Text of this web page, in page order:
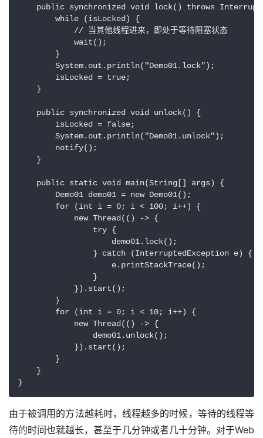
public synchronized void lock() throws
        while (isLocked) {
            // 当其他线程进来，即处于等待阻塞状态
            wait();
        }
        System.out.println("Demo01.lock");
        isLocked = true;
    }
    public synchronized void unlock() {
        isLocked = false;
        System.out.println("Demo01.unlock");
        notify();
    }
    public static void main(String[] args) {
        Demo01 demo01 = new Demo01();
        for (int i = 0; i < 100; i++) {
            new Thread(() -> {
                try {
                    demo01.lock();
                } catch (InterruptedException e) {
                    e.printStackTrace();
                }
            }).start();
        }
        for (int i = 0; i < 10; i++) {
            new Thread(() -> {
                demo01.unlock();
            }).start();
        }
    }
}
由于被调用的方法越耗时，线程越多的时候，等待的线程等
待的时间也就越长，甚至于几分钟或者几十分钟。对于Web